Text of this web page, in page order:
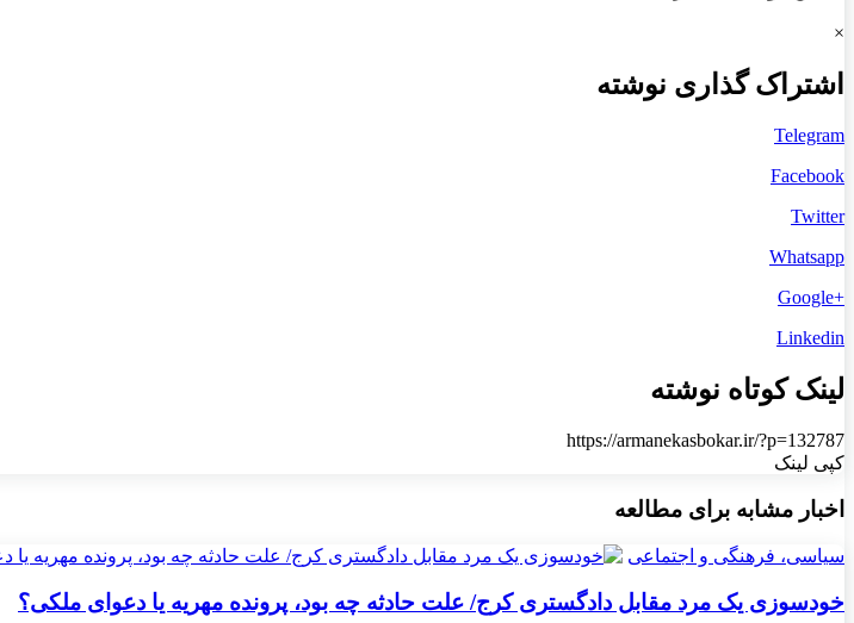
×
اشتراک گذاری نوشته
Telegram
Facebook
Twitter
Whatsapp
+Google
Linkedin
لینک کوتاه نوشته
https://armanekasbokar.ir/?p=132787
کپی لینک
اخبار مشابه برای مطالعه
سیاسی، فرهنگی و اجتماعی
خودسوزی یک مرد مقابل دادگستری کرج/ علت حادثه چه بود، پرونده مهریه‌ یا دعوای ملکی؟